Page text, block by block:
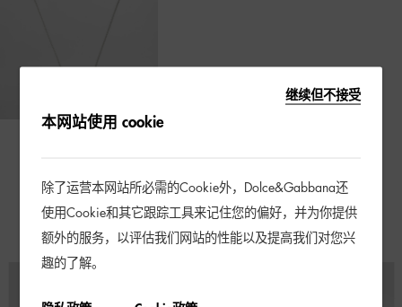
继续但不接受
本网站使用 cookie
除了运营本网站所必需的Cookie外，Dolce&Gabbana还
使用Cookie和其它跟踪工具来记住您的偏好，并为你提供
额外的服务，以评估我们网站的性能以及提高我们对您兴
趣的了解。